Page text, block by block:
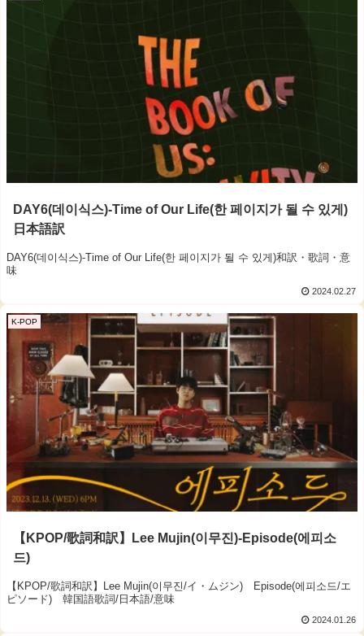
DAY6(데이식스)-Time of Our Life(한 페이지가 될 수 있게)
日本語訳
DAY6(데이식스)-Time of Our Life(한 페이지가 될 수 있게)和訳・歌詞・意
味
2024.02.27
K-POP
【KPOP/歌詞和訳】Lee Mujin(이무진)-Episode(에피소
드)
【KPOP/歌詞和訳】Lee Mujin(이무진/イ・ムジン) Episode(에피소드/エ
ピソード) 韓国語歌詞/日本語/意味
2024.01.26